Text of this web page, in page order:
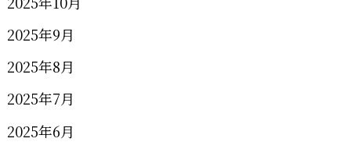
2025年9月
2025年8月
2025年7月
2025年6月